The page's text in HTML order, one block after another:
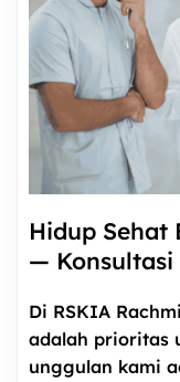
Hidup Sehat
—
Di RSKIA
adalah prioritas
unggulan kami